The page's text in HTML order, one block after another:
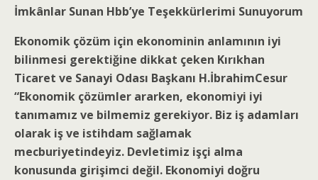
İmkânlar Sunan Hbb’ye Teşekkürlerimi Sunuyorum
Ekonomik çözüm için ekonominin anlamının iyi
bilinmesi gerektiğine dikkat çeken Kırıkhan
Ticaret ve Sanayi Odası Başkanı H.İbrahimCesur
“Ekonomik çözümler ararken, ekonomiyi iyi
tanımamız ve bilmemiz gerekiyor. Biz iş adamları
olarak iş ve istihdam sağlamak
mecburiyetindeyiz. Devletimiz işçi alma
konusunda girişimci değil. Ekonomiyi doğru